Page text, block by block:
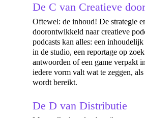
De C van Creatieve
Oftewel: de inhoud! De strategie
doorontwikkeld naar creatieve
podcasts kan alles: een
in de studio, een reportage op
antwoorden of een game verpakt
iedere vorm valt wat te zeggen,
wordt bereikt.
De D van Distributie